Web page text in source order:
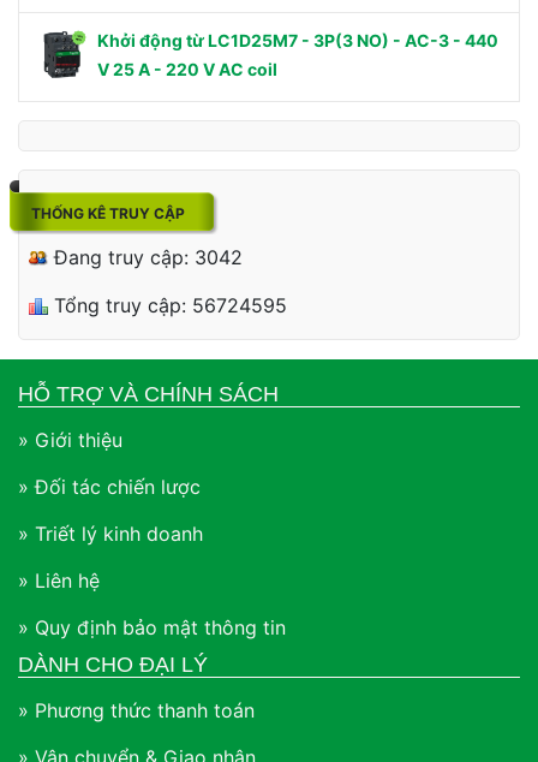
Khởi động từ LC1D25M7 - 3P(3 NO) - AC-3 - 440
V 25 A - 220 V AC coil
THỐNG KÊ TRUY CẬP
Đang truy cập: 3042
Tổng truy cập: 56724595
HỖ TRỢ VÀ CHÍNH SÁCH
» Giới thiệu
» Đối tác chiến lược
» Triết lý kinh doanh
» Liên hệ
» Quy định bảo mật thông tin
DÀNH CHO ĐẠI LÝ
» Phương thức thanh toán
» Vận chuyển & Giao nhận